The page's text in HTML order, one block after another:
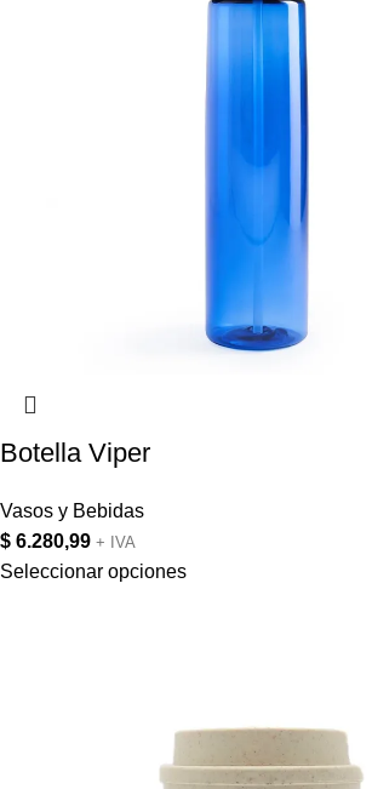
Botella Viper
Vasos y Bebidas
$ 6.280,99 + IVA
Seleccionar opciones